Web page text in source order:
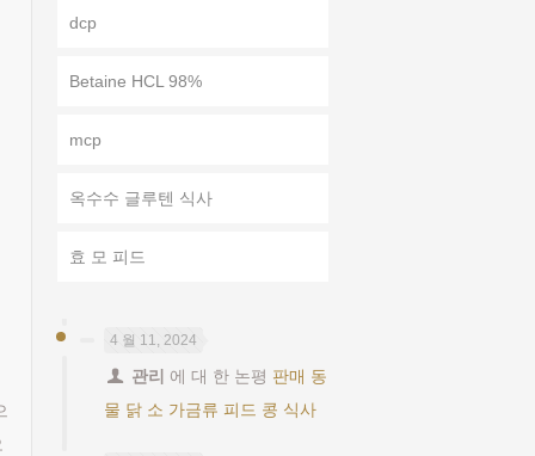
dcp
Betaine HCL 98%
mcp
옥수수 글루텐 식사
효 모 피드
4 월 11, 2024
관리 에 대 한 논평 판매 동
물 닭 소 가금류 피드 콩 식사